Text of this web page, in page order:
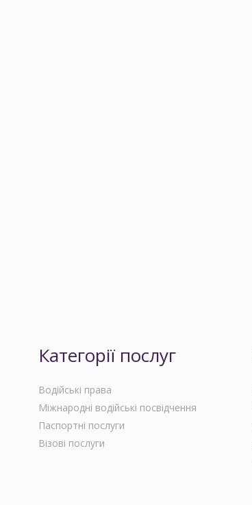
Категорії послуг
Водійські права
Міжнародні водійські посвідчення
Паспортні послуги
Візові послуги